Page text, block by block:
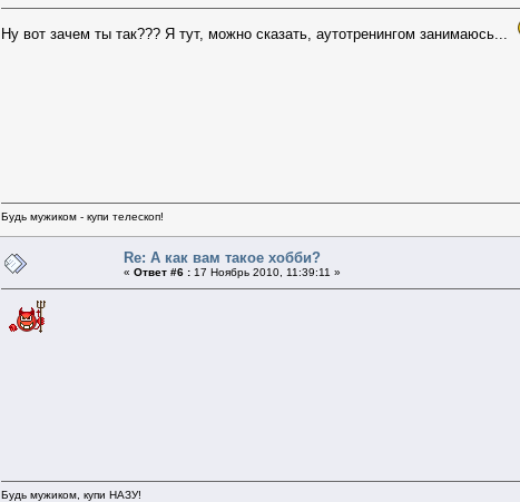
Ну вот зачем ты так??? Я тут, можно сказать, аутотренингом занимаюсь...
Будь мужиком - купи телескоп!
Re: А как вам такое хобби?
« Ответ #6 : 17 Ноябрь 2010, 11:39:11 »
Будь мужиком, купи НАЗУ!